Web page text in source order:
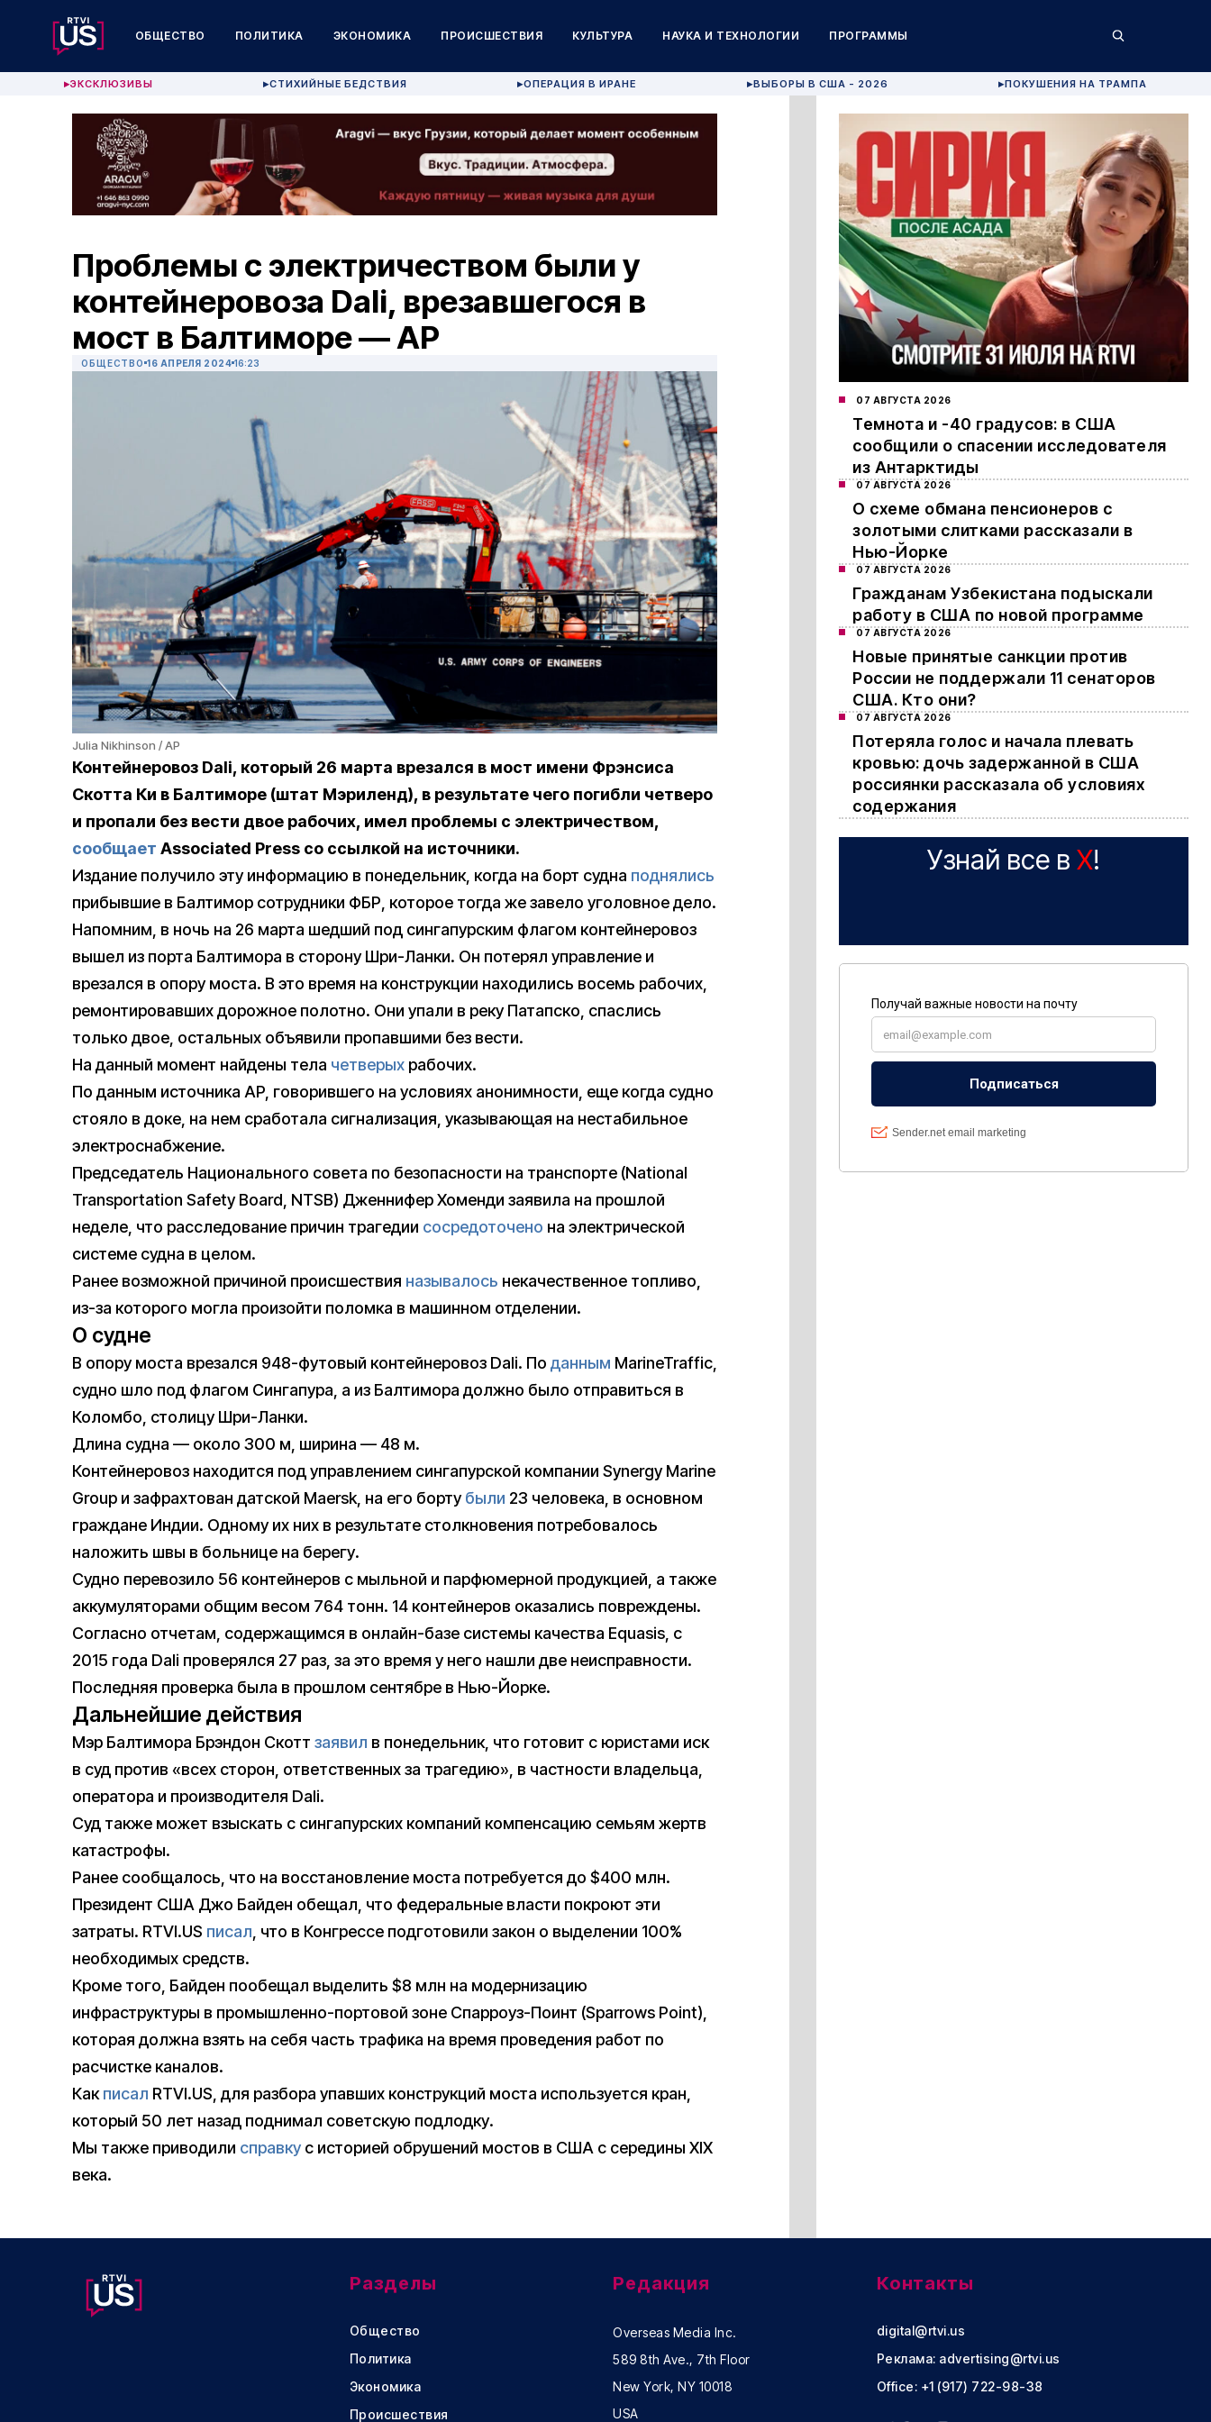
ОБЩЕСТВО ПОЛИТИКА ЭКОНОМИКА ПРОИСШЕСТВИЯ КУЛЬТУРА НАУКА И ТЕХНОЛОГИИ ПРОГРАММЫ
▶ЭКСКЛЮЗИВЫ ▶СТИХИЙНЫЕ БЕДСТВИЯ ▶ОПЕРАЦИЯ В ИРАНЕ ▶ВЫБОРЫ В США - 2026 ▶ПОКУШЕНИЯ НА ТРАМПА
Проблемы с электричеством были у
контейнеровоза Dali, врезавшегося в
мост в Балтиморе — AP
ОБЩЕСТВО 16 АПРЕЛЯ 2024 16:23
Julia Nikhinson / AP
Контейнеровоз Dali, который 26 марта врезался в мост имени Фрэнсиса
Скотта Ки в Балтиморе (штат Мэриленд), в результате чего погибли четверо
и пропали без вести двое рабочих, имел проблемы с электричеством,
сообщает Associated Press со ссылкой на источники.
Издание получило эту информацию в понедельник, когда на борт судна поднялись
прибывшие в Балтимор сотрудники ФБР, которое тогда же завело уголовное дело.
Напомним, в ночь на 26 марта шедший под сингапурским флагом контейнеровоз
вышел из порта Балтимора в сторону Шри-Ланки. Он потерял управление и
врезался в опору моста. В это время на конструкции находились восемь рабочих,
ремонтировавших дорожное полотно. Они упали в реку Патапско, спаслись
только двое, остальных объявили пропавшими без вести.
На данный момент найдены тела четверых рабочих.
По данным источника AP, говорившего на условиях анонимности, еще когда судно
стояло в доке, на нем сработала сигнализация, указывающая на нестабильное
электроснабжение.
Председатель Национального совета по безопасности на транспорте (National
Transportation Safety Board, NTSB) Дженнифер Хоменди заявила на прошлой
неделе, что расследование причин трагедии сосредоточено на электрической
системе судна в целом.
Ранее возможной причиной происшествия называлось некачественное топливо,
из-за которого могла произойти поломка в машинном отделении.
О судне
В опору моста врезался 948-футовый контейнеровоз Dali. По данным MarineTraffic,
судно шло под флагом Сингапура, а из Балтимора должно было отправиться в
Коломбо, столицу Шри-Ланки.
Длина судна — около 300 м, ширина — 48 м.
Контейнеровоз находится под управлением сингапурской компании Synergy Marine
Group и зафрахтован датской Maersk, на его бортубыли 23 человека, в основном
граждане Индии. Одному их них в результате столкновения потребовалось
наложить швы в больнице на берегу.
Судно перевозило 56 контейнеров с мыльной и парфюмерной продукцией, а также
аккумуляторами общим весом 764 тонн. 14 контейнеров оказались повреждены.
Согласно отчетам, содержащимся в онлайн-базе системы качества Equasis, с
2015 года Dali проверялся 27 раз, за это время у него нашли две неисправности.
Последняя проверка была в прошлом сентябре в Нью-Йорке.
Дальнейшие действия
Мэр Балтимора Брэндон Скотт заявил в понедельник, что готовит с юристами иск
в суд против «всех сторон, ответственных за трагедию», в частности владельца,
оператора и производителя Dali.
Суд также может взыскать с сингапурских компаний компенсацию семьям жертв
катастрофы.
Ранее сообщалось, что на восстановление моста потребуется до $400 млн.
Президент США Джо Байден обещал, что федеральные власти покроют эти
затраты. RTVI.US писал, что в Конгрессе подготовили закон о выделении 100%
необходимых средств.
Кроме того, Байден пообещал выделить $8 млн на модернизацию
инфраструктуры в промышленно-портовой зоне Спарроуз-Поинт (Sparrows Point),
которая должна взять на себя часть трафика на время проведения работ по
расчистке каналов.
Какписал RTVI.US, для разбора упавших конструкций моста используется кран,
который 50 лет назад поднимал советскую подлодку.
Мы также приводили справку с историей обрушений мостов в США с середины XIX
века.
07 АВГУСТА 2026
Темнота и -40 градусов: в США
сообщили о спасении исследователя
из Антарктиды
07 АВГУСТА 2026
О схеме обмана пенсионеров с
золотыми слитками рассказали в
Нью-Йорке
07 АВГУСТА 2026
Гражданам Узбекистана подыскали
работу в США по новой программе
07 АВГУСТА 2026
Новые принятые санкции против
России не поддержали 11 сенаторов
США. Кто они?
07 АВГУСТА 2026
Потеряла голос и начала плевать
кровью: дочь задержанной в США
россиянки рассказала об условиях
содержания
Узнай все в X!
Разделы
Общество
Политика
Экономика
Происшествия
Редакция
Overseas Media Inc.
589 8th Ave., 7th Floor
New York, NY 10018
USA
Контакты
digital@rtvi.us
Реклама: advertising@rtvi.us
Office: +1 (917) 722-98-38